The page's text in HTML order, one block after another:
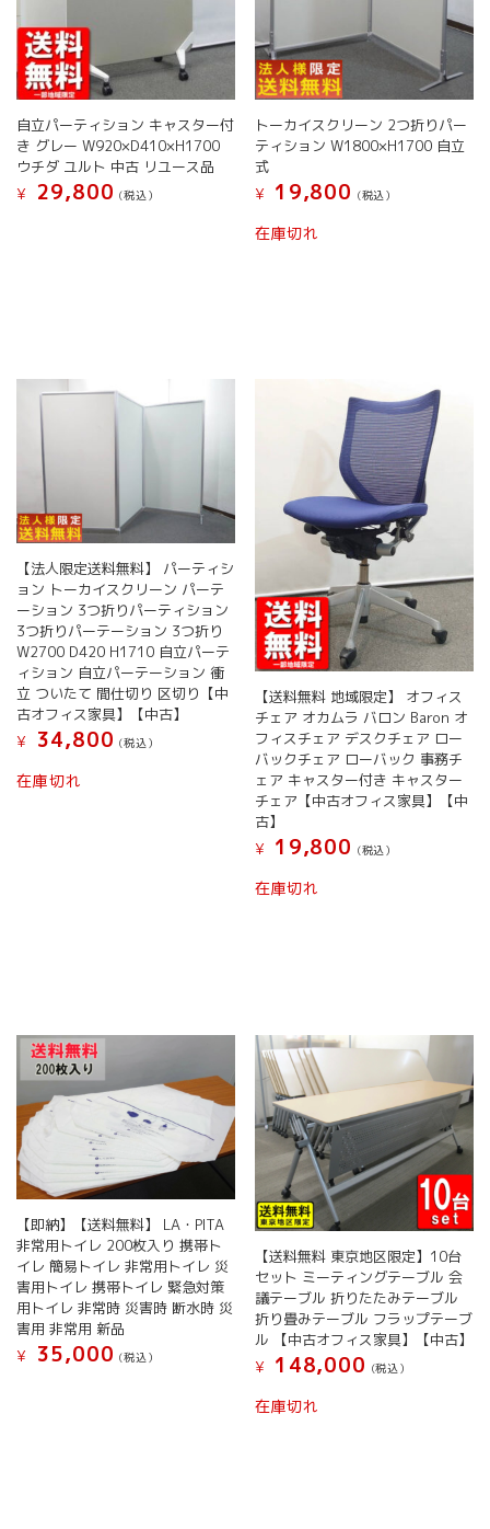
自立パーティション キャスター付
き グレー W920×D410×H1700
ウチダ ユルト 中古 リユース品
¥
29,800 (税込）
トーカイスクリーン 2つ折りパー
ティション W1800×H1700 自立
式
¥
19,800 (税込）
在庫切れ
【法人限定送料無料】 パーティシ
ョン トーカイスクリーン パーテ
ーション 3つ折りパーティション
3つ折りパーテーション 3つ折り
W2700 D420 H1710 自立パーテ
ィション 自立パーテーション 衝
立 ついたて 間仕切り 区切り【中
古オフィス家具】【中古】
¥
34,800 (税込）
在庫切れ
【送料無料 地域限定】 オフィス
チェア オカムラ バロン Baron オ
フィスチェア デスクチェア ロー
バックチェア ローバック 事務チ
ェア キャスター付き キャスター
チェア【中古オフィス家具】【中
古】
¥
19,800 (税込）
在庫切れ
【即納】【送料無料】 LA・PITA
非常用トイレ 200枚入り 携帯ト
イレ 簡易トイレ 非常用トイレ 災
害用トイレ 携帯トイレ 緊急対策
用トイレ 非常時 災害時 断水時 災
害用 非常用 新品
¥
35,000 (税込）
【送料無料 東京地区限定】10台
セット ミーティングテーブル 会
議テーブル 折りたたみテーブル
折り畳みテーブル フラップテーブ
ル 【中古オフィス家具】【中古】
¥
148,000 (税込）
在庫切れ